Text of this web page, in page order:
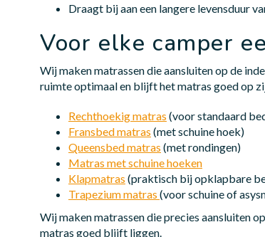
Draagt bij aan een langere levensduur
Voor elke camper
Wij maken matrassen die aansluiten op de
ruimte optimaal en blijft het matras goed op
Rechthoekig matras (voor standaard
Fransbed matras (met schuine hoek)
Queensbed matras (met rondingen)
Matras met schuine hoeken
Klapmatras (praktisch bij opklapbare
Trapezium matras (voor schuine of
Wij maken matrassen die precies aansluiten
matras goed blijft liggen.